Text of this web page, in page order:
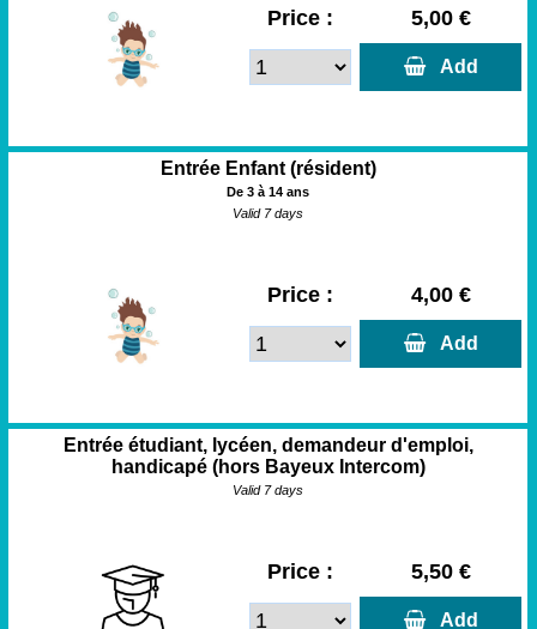
Price : 5,00 €
Add
Entrée Enfant (résident)
De 3 à 14 ans
Valid 7 days
Price : 4,00 €
Add
Entrée étudiant, lycéen, demandeur d'emploi,
handicapé (hors Bayeux Intercom)
Valid 7 days
Price : 5,50 €
Add